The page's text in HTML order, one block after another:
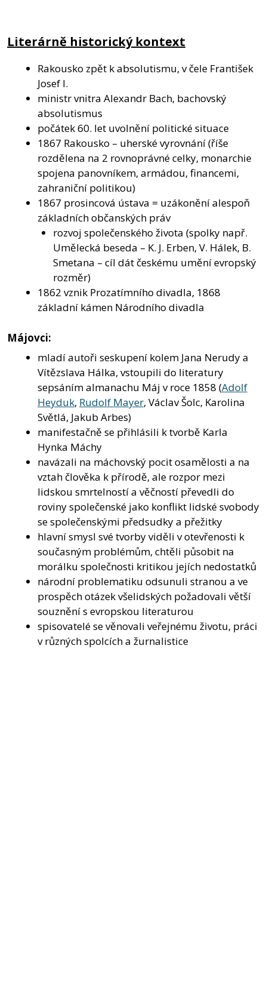
Literárně historický kontext
Rakousko zpět k absolutismu, v čele František
Josef I.
ministr vnitra Alexandr Bach, bachovský
absolutismus
počátek 60. let uvolnění politické situace
1867 Rakousko – uherské vyrovnání (říše
rozdělena na 2 rovnoprávné celky, monarchie
spojena panovníkem, armádou, financemi,
zahraniční politikou)
1867 prosincová ústava = uzákonění alespoň
základních občanských práv
rozvoj společenského života (spolky např.
Umělecká beseda – K. J. Erben, V. Hálek, B.
Smetana – cíl dát českému umění evropský
rozměr)
1862 vznik Prozatímního divadla, 1868
základní kámen Národního divadla
Májovci:
mladí autoři seskupení kolem Jana Nerudy a
Vítězslava Hálka, vstoupili do literatury
sepsáním almanachu Máj v roce 1858 (Adolf
Heyduk, Rudolf Mayer, Václav Šolc, Karolina
Světlá, Jakub Arbes)
manifestačně se přihlásili k tvorbě Karla
Hynka Máchy
navázali na máchovský pocit osamělosti a na
vztah člověka k přírodě, ale rozpor mezi
lidskou smrtelností a věčností převedli do
roviny společenské jako konflikt lidské svobody
se společenskými předsudky a přežitky
hlavní smysl své tvorby viděli v otevřenosti k
současným problémům, chtěli působit na
morálku společnosti kritikou jejích nedostatků
národní problematiku odsunuli stranou a ve
prospěch otázek všelidských požadovali větší
souznění s evropskou literaturou
spisovatelé se věnovali veřejnému životu, práci
v různých spolcích a žurnalistice